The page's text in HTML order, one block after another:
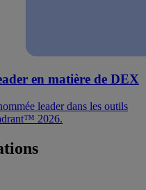
en matière de DEX
leader dans les outils
2026.